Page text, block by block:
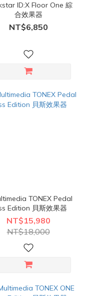
ID:X Floor One 綜
合效果器
NT$6,850
TONEX Pedal
Edition 貝斯效果器
NT$15,980
NT$18,000